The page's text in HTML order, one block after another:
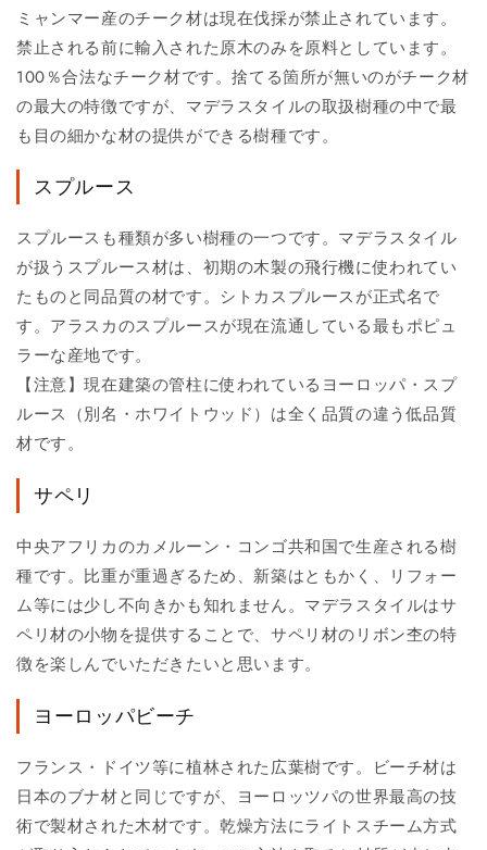
ミャンマー産のチーク材は現在伐採が禁止されています。
禁止される前に輸入された原木のみを原料としています。
100％合法なチーク材です。捨てる箇所が無いのがチーク材
の最大の特徴ですが、マデラスタイルの取扱樹種の中で最
も目の細かな材の提供ができる樹種です。
スプルース
スプルースも種類が多い樹種の一つです。マデラスタイル
が扱うスプルース材は、初期の木製の飛行機に使われてい
たものと同品質の材です。シトカスプルースが正式名で
す。アラスカのスプルースが現在流通している最もポピュ
ラーな産地です。
【注意】現在建築の管柱に使われているヨーロッパ・スプ
ルース（別名・ホワイトウッド）は全く品質の違う低品質
材です。
サペリ
中央アフリカのカメルーン・コンゴ共和国で生産される樹
種です。比重が重過ぎるため、新築はともかく、リフォー
ム等には少し不向きかも知れません。マデラスタイルはサ
ペリ材の小物を提供することで、サペリ材のリボン杢の特
徴を楽しんでいただきたいと思います。
ヨーロッパビーチ
フランス・ドイツ等に植林された広葉樹です。ビーチ材は
日本のブナ材と同じですが、ヨーロッツパの世界最高の技
術で製材された木材です。乾燥方法にライトスチーム方式